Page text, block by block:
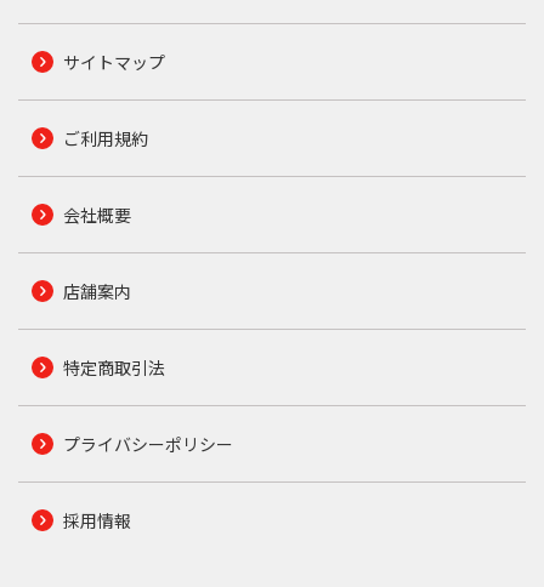
サイトマップ
ご利用規約
会社概要
店舗案内
特定商取引法
プライバシーポリシー
採用情報